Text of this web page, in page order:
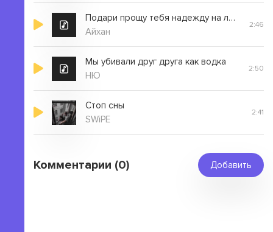
Подари прощу тебя надежду на любовь мне
Айхан
2:46
Мы убивали друг друга как водка
НЮ
2:50
Стоп сны
SWiPE
2:41
Комментарии (0) Добавить